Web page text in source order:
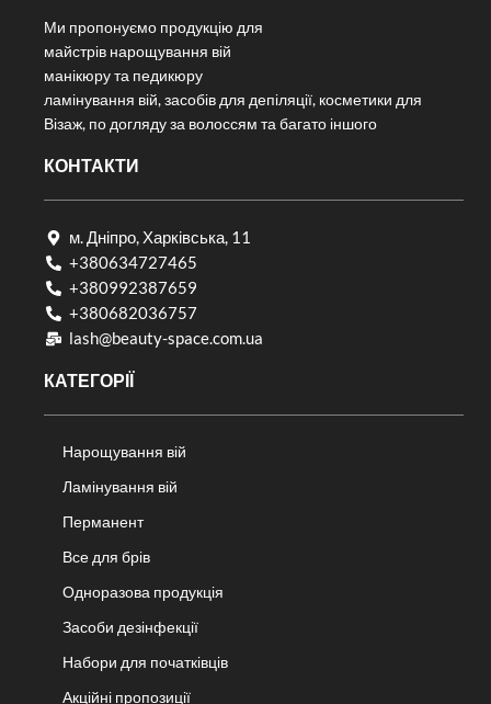
Ми пропонуємо продукцію для
майстрів нарощування вій
манікюру та педикюру
ламінування вій, засобів для депіляції, косметики для
Візаж, по догляду за волоссям та багато іншого
КОНТАКТИ
м. Дніпро, Харківська, 11
+380634727465
+380992387659
+380682036757​
lash@beauty-space.com.ua
КАТЕГОРІЇ
Нарощування вій
Ламінування вій
Перманент
Все для брів
Одноразова продукція
Засоби дезінфекції
Набори для початківців
Акційні пропозиції